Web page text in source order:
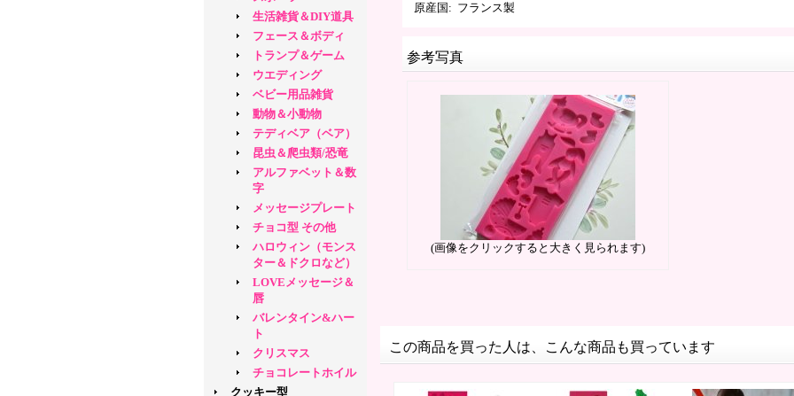
生活雑貨＆DIY道具
フェース＆ボディ
トランプ＆ゲーム
ウエディング
ベビー用品雑貨
動物＆小動物
テディベア（ベア）
昆虫＆爬虫類/恐竜
アルファベット＆数
字
メッセージプレート
チョコ型 その他
ハロウィン（モンス
ター＆ドクロなど）
LOVEメッセージ＆
唇
バレンタイン&ハー
ト
クリスマス
チョコレートホイル
クッキー型
原産国 : フランス製
参考写真
(画像をクリックすると大きく見られます)
この商品を買った人は、こんな商品も買っています